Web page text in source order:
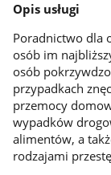
Opis usługi
Poradnictwo dla
osób im
osób
przypadkach
przemocy
wypadków
alimentów, a
rodzajami